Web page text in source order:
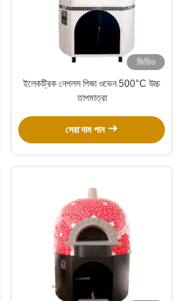
ভিডিও
ইলেকট্রিক নেপলস পিজা ওভেন 500°C উচ্চ
তাপমাত্রা
সেরা দাম পান